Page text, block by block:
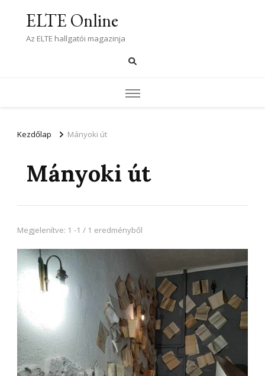
ELTE Online
Az ELTE hallgatói magazinja
Kezdőlap Mányoki út
Mányoki út
Megjelenítve: 1 -1 / 1 eredményből